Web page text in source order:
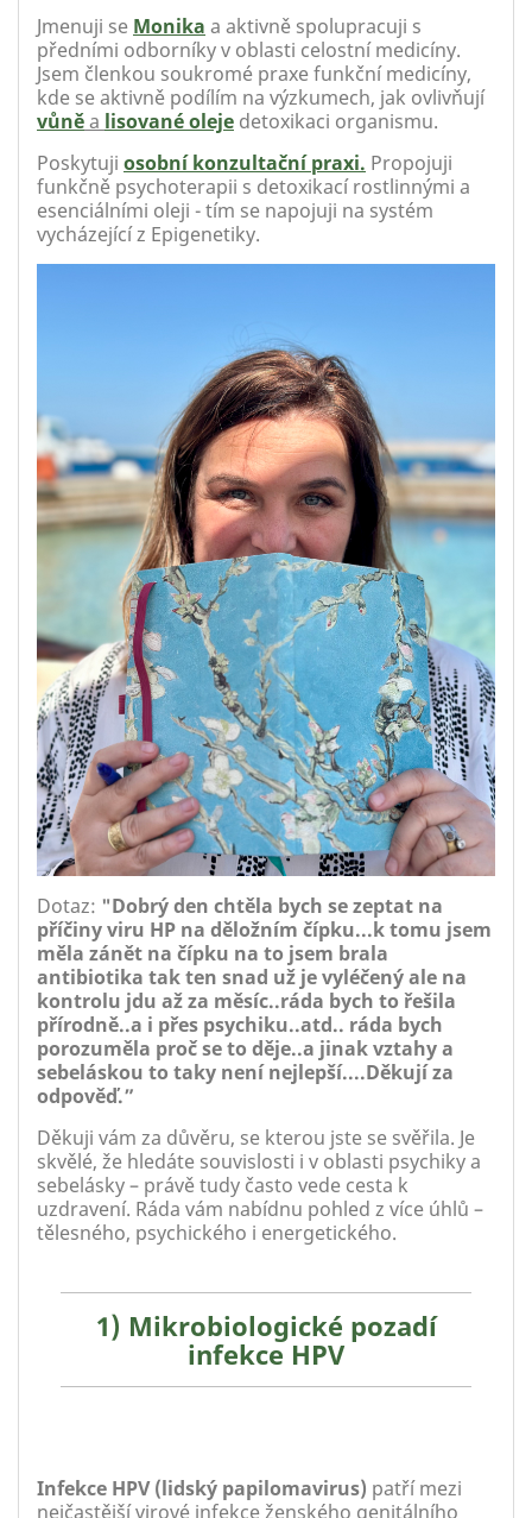
Jmenuji se Monika a aktivně spolupracuji s
předními odborníky v oblasti celostní medicíny.
Jsem členkou soukromé praxe funkční medicíny,
kde se aktivně podílím na výzkumech, jak ovlivňují
vůněa lisované oleje detoxikaci organismu.
Poskytuji osobní konzultační praxi. Propojuji
funkčně psychoterapii s detoxikací rostlinnými a
esenciálními oleji - tím se napojuji na systém
vycházející z Epigenetiky.
Dotaz: "Dobrý den chtěla bych se zeptat na
příčiny viru HP na děložním čípku...k tomu jsem
měla zánět na čípku na to jsem brala
antibiotika tak ten snad už je vyléčený ale na
kontrolu jdu až za měsíc..ráda bych to řešila
přírodně..a i přes psychiku..atd.. ráda bych
porozuměla proč se to děje..a jinak vztahy a
sebeláskou to taky není nejlepší....Děkují za
odpověď.”
Děkuji vám za důvěru, se kterou jste se svěřila. Je
skvělé, že hledáte souvislosti i v oblasti psychiky a
sebelásky – právě tudy často vede cesta k
uzdravení. Ráda vám nabídnu pohled z více úhlů –
tělesného, psychického i energetického.
1) Mikrobiologické pozadí
infekce HPV
Infekce HPV (lidský papilomavirus) patří mezi
nejčastější virové infekce ženského genitálního